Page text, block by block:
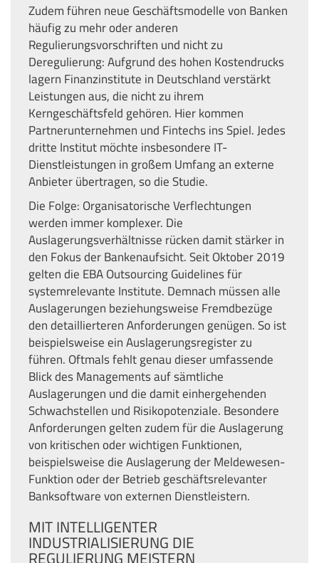
Zudem führen neue Geschäftsmodelle von Banken
häufig zu mehr oder anderen
Regulierungsvorschriften und nicht zu
Deregulierung: Aufgrund des hohen Kostendrucks
lagern Finanzinstitute in Deutschland verstärkt
Leistungen aus, die nicht zu ihrem
Kerngeschäftsfeld gehören. Hier kommen
Partnerunternehmen und Fintechs ins Spiel. Jedes
dritte Institut möchte insbesondere IT-
Dienstleistungen in großem Umfang an externe
Anbieter übertragen, so die Studie.
Die Folge: Organisatorische Verflechtungen
werden immer komplexer. Die
Auslagerungsverhältnisse rücken damit stärker in
den Fokus der Bankenaufsicht. Seit Oktober 2019
gelten die EBA Outsourcing Guidelines für
systemrelevante Institute. Demnach müssen alle
Auslagerungen beziehungsweise Fremdbezüge
den detaillierteren Anforderungen genügen. So ist
beispielsweise ein Auslagerungsregister zu
führen. Oftmals fehlt genau dieser umfassende
Blick des Managements auf sämtliche
Auslagerungen und die damit einhergehenden
Schwachstellen und Risikopotenziale. Besondere
Anforderungen gelten zudem für die Auslagerung
von kritischen oder wichtigen Funktionen,
beispielsweise die Auslagerung der Meldewesen-
Funktion oder der Betrieb geschäftsrelevanter
Banksoftware von externen Dienstleistern.
MIT INTELLIGENTER
INDUSTRIALISIERUNG DIE
REGULIERUNG MEISTERN